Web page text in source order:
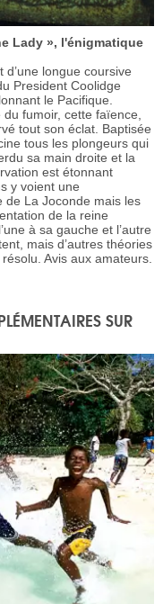
Lady », l'énigmatique
longue coursive
President Coolidge
le Pacifique.
fumoir, cette faïence,
tout son éclat. Baptisée
tous les plongeurs qui
sa main droite et la
est étonnant
y voient une
de La Joconde mais les
de la reine
à sa gauche et l’autre
mais d’autres théories
Avis aux amateurs.
SUR